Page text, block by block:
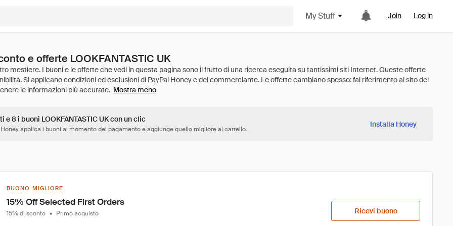
My Stuff Join Log in
e offerte LOOKFANTASTIC UK
Mostra meno
e 8 i buoni LOOKFANTASTIC UK con un clic
applica i buoni al momento del pagamento e aggiunge quello migliore al carrello.
Installa Honey
BUONO MIGLIORE
15% Off Selected First Orders
15% di sconto • Primo acquisto Ricevi buono